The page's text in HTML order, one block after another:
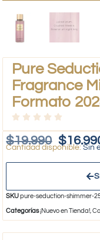
Pure
Fragrance
Formato
$19.990 $ Sin
SKUpure-seduction-shimmer-
Categorías¡Nuevo en Tienda!,